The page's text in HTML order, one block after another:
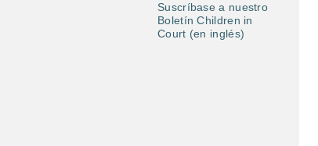
Suscríbase a nuestro
Boletín Children in
Court (en inglés)